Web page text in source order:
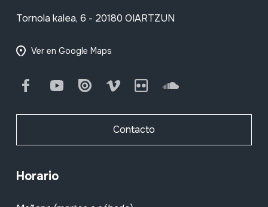
Tornola kalea, 6 - 20180 OIARTZUN
Ver en Google Maps
FacebookYoutube Issuu Vimeo Flickr SoundCloud
Contacto
Horario